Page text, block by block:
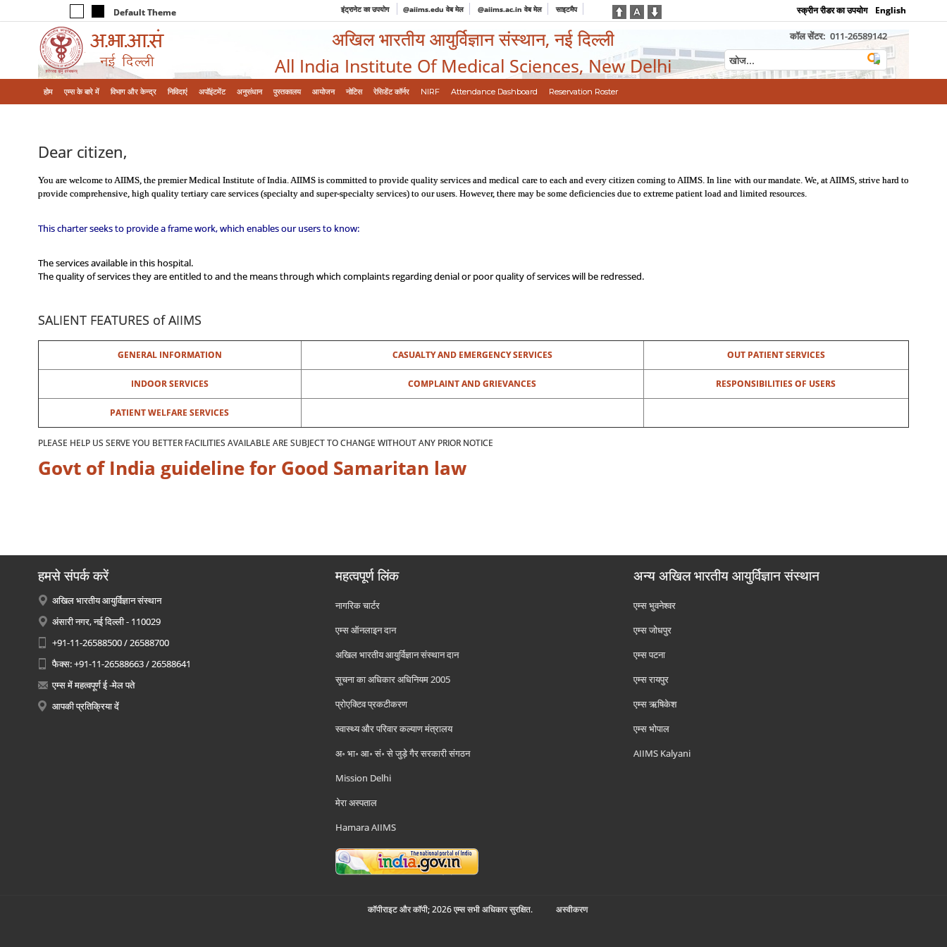
Default Theme इंट्रानेट का उपयोग @aiims.edu वेब मेल @aiims.ac.in वेब मेल साइटमैप स्क्रीन रीडर का उपयोग English
अखिल भारतीय आयुर्विज्ञान संस्थान, नई दिल्ली
All India Institute Of Medical Sciences, New Delhi
कॉल सेंटर: 011-26589142
होम एम्‍स के बारे में विभाग और केन्‍द्र निविदाएं अपॉइंटमेंट अनुसंधान पुस्तकालय आयोजन नोटिस रेसिडेंट कॉर्नर NIRF Attendance Dashboard Reservation Roster
Dear citizen,
You are welcome to AIIMS, the premier Medical Institute of India. AIIMS is committed to provide quality services and medical care to each and every citizen coming to AIIMS. In line with our mandate. We, at AIIMS, strive hard to
provide comprehensive, high quality tertiary care services (specialty and super-specialty services) to our users. However, there may be some deficiencies due to extreme patient load and limited resources.
This charter seeks to provide a frame work, which enables our users to know:
The services available in this hospital.
The quality of services they are entitled to and the means through which complaints regarding denial or poor quality of services will be redressed.
SALIENT FEATURES of AIIMS
GENERAL INFORMATION CASUALTY AND EMERGENCY SERVICES OUT PATIENT SERVICES
INDOOR SERVICES COMPLAINT AND GRIEVANCES RESPONSIBILITIES OF USERS
PATIENT WELFARE SERVICES
PLEASE HELP US SERVE YOU BETTER FACILITIES AVAILABLE ARE SUBJECT TO CHANGE WITHOUT ANY PRIOR NOTICE
Govt of India guideline for Good Samaritan law
हमसे संपर्क करें
अखिल भारतीय आयुर्विज्ञान संस्थान
अंसारी नगर, नई दिल्ली - 110029
+91-11-26588500 / 26588700
फैक्स: +91-11-26588663 / 26588641
एम्स में महत्वपूर्ण ई -मेल पते
आपकी प्रतिक्रिया दें
महत्वपूर्ण लिंक
नागरिक चार्टर
एम्स ऑनलाइन दान
अखिल भारतीय आयुर्विज्ञान संस्थान दान
सूचना का अधिकार अधिनियम 2005
प्रोएक्टिव प्रकटीकरण
स्वास्थ्य और परिवार कल्याण मंत्रालय
अ॰ भा॰ आ॰ सं॰ से जुड़े गैर सरकारी संगठन
Mission Delhi
मेरा अस्पताल
Hamara AIIMS
अन्य अखिल भारतीय आयुर्विज्ञान संस्थान
एम्‍स भुवनेश्वर
एम्‍स जोधपुर
एम्‍स पटना
एम्‍स रायपुर
एम्‍स ऋषिकेश
एम्‍स भोपाल
AIIMS Kalyani
कॉपीराइट और कॉपी; 2026 एम्स सभी अधिकार सुरक्षित. अस्‍वीकरण